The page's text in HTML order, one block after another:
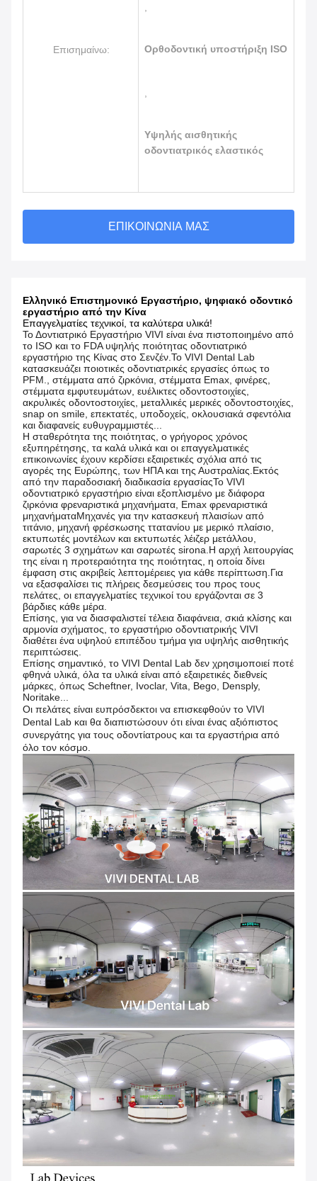
Επισημαίνω: Ορθοδοντική υποστήριξη ISO
Υψηλής αισθητικής
οδοντιατρικός ελαστικός
ΕΠΙΚΟΙΝΩΝΊΑ ΜΑΣ
Ελληνικό Επιστημονικό Εργαστήριο, ψηφιακό οδοντικό
εργαστήριο από την Κίνα
Επαγγελματίες τεχνικοί, τα καλύτερα υλικά!
Το Δοντιατρικό Εργαστήριο VIVI είναι ένα πιστοποιημένο από
το ISO και το FDA υψηλής ποιότητας οδοντιατρικό
εργαστήριο της Κίνας στο Σενζέν.Το VIVI Dental Lab
κατασκευάζει ποιοτικές οδοντιατρικές εργασίες όπως το
PFM., στέμματα από ζιρκόνια, στέμματα Emax, φινέρες,
στέμματα εμφυτευμάτων, ευέλικτες οδοντοστοιχίες,
ακρυλικές οδοντοστοιχίες, μεταλλικές μερικές οδοντοστοιχίες,
snap on smile, επεκτατές, υποδοχείς, οκλουσιακά σφεντόλια
και διαφανείς ευθυγραμμιστές...
Η σταθερότητα της ποιότητας, ο γρήγορος χρόνος
εξυπηρέτησης, τα καλά υλικά και οι επαγγελματικές
επικοινωνίες έχουν κερδίσει εξαιρετικές σχόλια από τις
αγορές της Ευρώπης, των ΗΠΑ και της Αυστραλίας.Εκτός
από την παραδοσιακή διαδικασία εργασίαςΤο VIVI
οδοντιατρικό εργαστήριο είναι εξοπλισμένο με διάφορα
ζιρκόνια φρεναριστικά μηχανήματα, Emax φρεναριστικά
μηχανήματαΜηχανές για την κατασκευή πλαισίων από
τιτάνιο, μηχανή φρέσκωσης ττατανίου με μερικό πλαίσιο,
εκτυπωτές μοντέλων και εκτυπωτές λέιζερ μετάλλου,
σαρωτές 3 σχημάτων και σαρωτές sirona.Η αρχή λειτουργίας
της είναι η προτεραιότητα της ποιότητας, η οποία δίνει
έμφαση στις ακριβείς λεπτομέρειες για κάθε περίπτωση.Για
να εξασφαλίσει τις πλήρεις δεσμεύσεις του προς τους
πελάτες, οι επαγγελματίες τεχνικοί του εργάζονται σε 3
βάρδιες κάθε μέρα.
Επίσης, για να διασφαλιστεί τέλεια διαφάνεια, σκιά κλίσης και
αρμονία σχήματος, το εργαστήριο οδοντιατρικής VIVI
διαθέτει ένα υψηλού επιπέδου τμήμα για υψηλής αισθητικής
περιπτώσεις.
Επίσης σημαντικό, το VIVI Dental Lab δεν χρησιμοποιεί ποτέ
φθηνά υλικά, όλα τα υλικά είναι από εξαιρετικές διεθνείς
μάρκες, όπως Scheftner, Ivoclar, Vita, Bego, Densply,
Noritake...
Οι πελάτες είναι ευπρόσδεκτοι να επισκεφθούν το VIVI
Dental Lab και θα διαπιστώσουν ότι είναι ένας αξιόπιστος
συνεργάτης για τους οδοντίατρους και τα εργαστήρια από
όλο τον κόσμο.